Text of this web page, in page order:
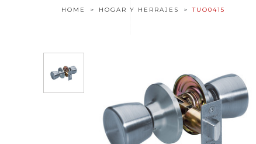
HOME HOGAR Y HERRAJES TUO0415